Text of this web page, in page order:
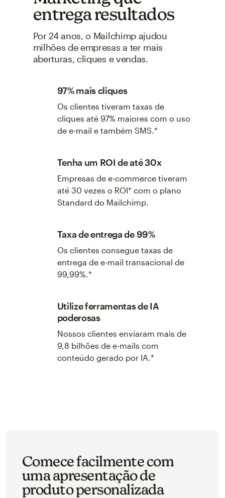
entrega resultados
Por 24 anos, o Mailchimp ajudou
milhões de empresas a ter mais
aberturas, cliques e vendas.
97% mais cliques
Os clientes tiveram taxas de
cliques até 97% maiores com o uso
de e-mail e também SMS.*
Tenha um ROI de até 30x
Empresas de e-commerce tiveram
até 30 vezes o ROI* com o plano
Standard do Mailchimp.
Taxa de entrega de 99%
Os clientes consegue taxas de
entrega de e-mail transacional de
99,99%.*
Utilize ferramentas de IA
poderosas
Nossos clientes enviaram mais de
9,8 bilhões de e-mails com
conteúdo gerado por IA.*
Comece facilmente com
uma apresentação de
produto personalizada